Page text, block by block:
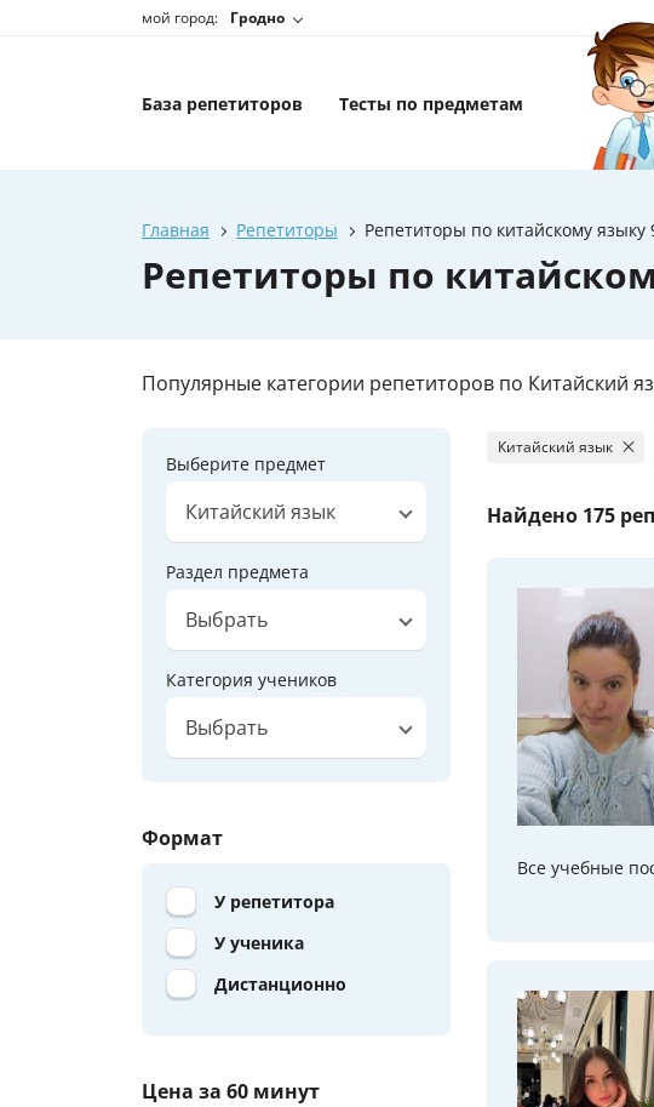
мой город: Гродно
База репетиторов Тесты по предметам
Главная Репетиторы Репетиторы по китайскому языку
Репетиторы по
Популярные категории репетиторов по Китайский
Выберите предмет
Китайский язык
Раздел предмета
Выбрать
Категория учеников
Выбрать
Формат
У репетитора
У ученика
Дистанционно
Цена за 60 минут
Китайский язык
Найдено 175
Все учебные